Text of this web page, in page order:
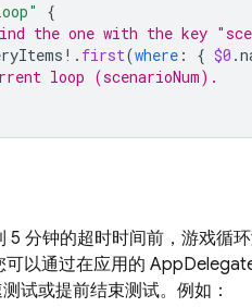
{
the one with the key
!. first(where : { $0 .
loop (scenarioNum).
分钟的超时时间前，游戏循
以通过在应用的
试或提前结束测试。例如：